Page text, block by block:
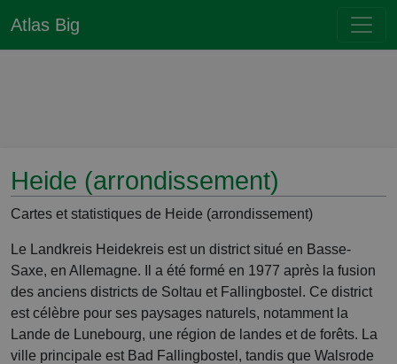
Atlas Big
Heide (arrondissement)
Cartes et statistiques de Heide (arrondissement)
Le Landkreis Heidekreis est un district situé en Basse-
Saxe, en Allemagne. Il a été formé en 1977 après la fusion
des anciens districts de Soltau et Fallingbostel. Ce district
est célèbre pour ses paysages naturels, notamment la
Lande de Lunebourg, une région de landes et de forêts. La
ville principale est Bad Fallingbostel, tandis que Walsrode